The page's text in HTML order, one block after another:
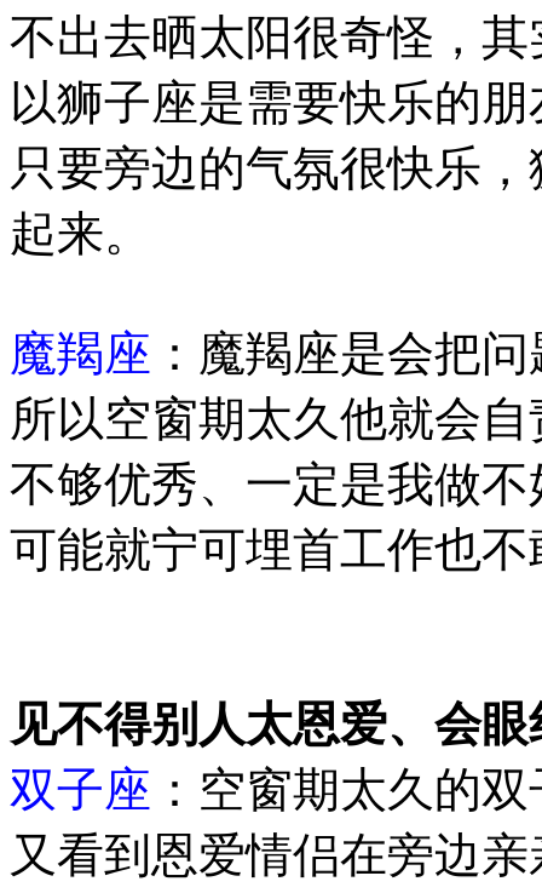
不出去晒太阳很奇怪，
以狮子座是需要快乐的
只要旁边的气氛很快乐
起来。
魔羯座 ：魔羯座是会把
所以空窗期太久他就会
不够优秀、一定是我做
可能就宁可埋首工作也
见不得别人太恩爱、会眼
双子座 ：空窗期太久的
又看到恩爱情侣在旁边